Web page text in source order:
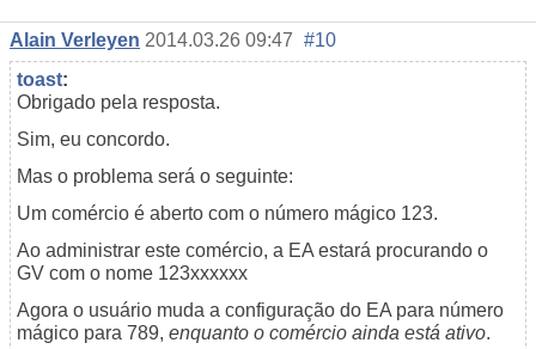
Alain Verleyen 2014.03.26 09:47 #10
toast:
Obrigado pela resposta.
Sim, eu concordo.
Mas o problema será o seguinte:
Um comércio é aberto com o número mágico 123.
Ao administrar este comércio, a EA estará procurando o
GV com o nome 123xxxxxx
Agora o usuário muda a configuração do EA para número
mágico para 789, enquanto o comércio ainda está ativo.